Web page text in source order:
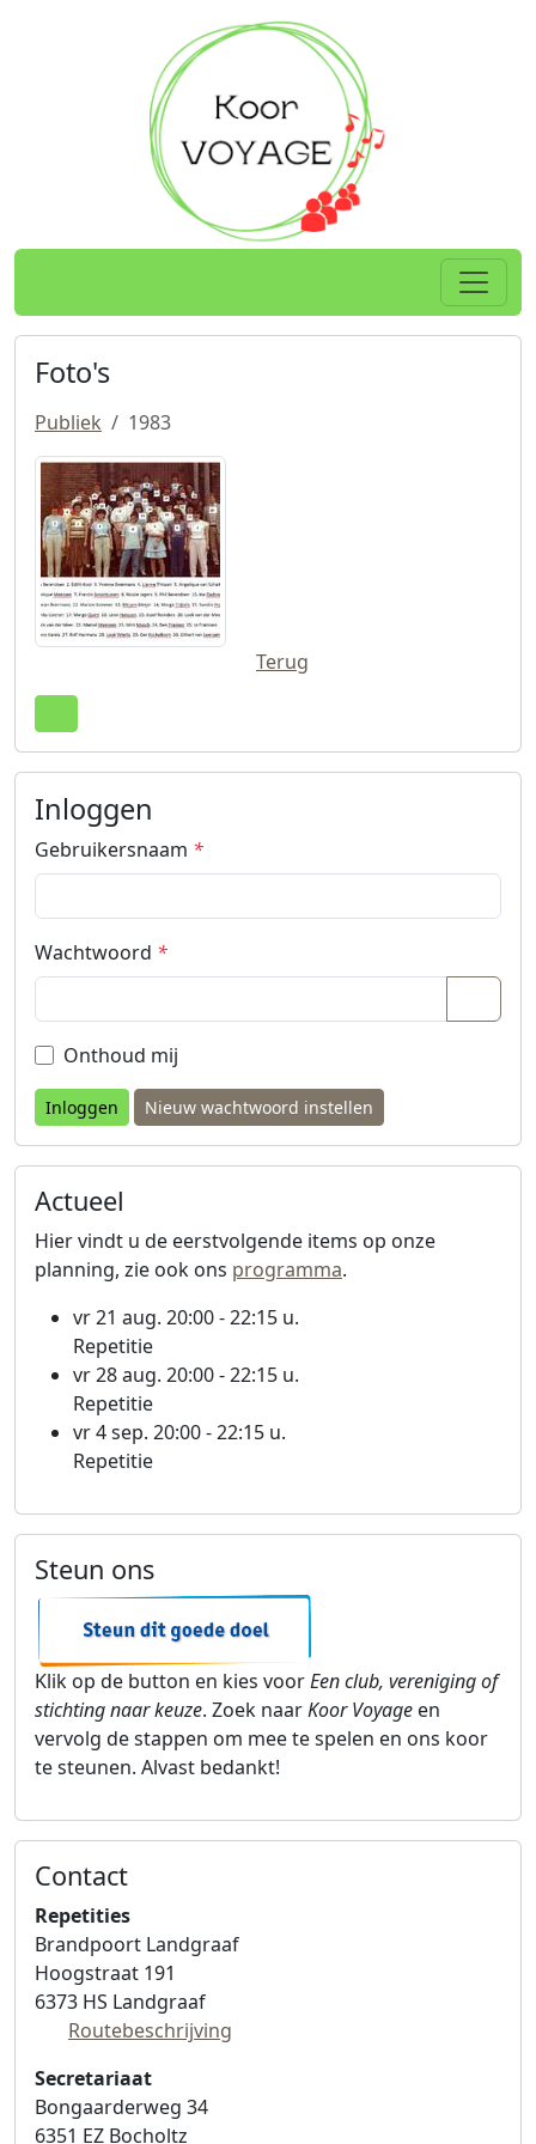
Spring naar hoofdtekst
Foto's
Publiek 1983
Terug
Inloggen
Gebruikersnaam *
Wachtwoord *
Onthoud mij
Nieuw wachtwoord instellen
Actueel
Hier vindt u de eerstvolgende items op onze
planning, zie ook ons programma.
vr 21 aug. 20:00 - 22:15 u.
Repetitie
vr 28 aug. 20:00 - 22:15 u.
Repetitie
vr 4 sep. 20:00 - 22:15 u.
Repetitie
Steun ons
Klik op de button en kies voorEen club, vereniging of
stichting naar keuze. Zoek naarKoor Voyage en
vervolg de stappen om mee te spelen en ons koor
te steunen. Alvast bedankt!
Contact
Koor Voyage
Repetities
Brandpoort Landgraaf
Hoogstraat 191
6373 HS Landgraaf
Routebeschrijving
Secretariaat
Bongaarderweg 34
6351 EZ Bocholtz